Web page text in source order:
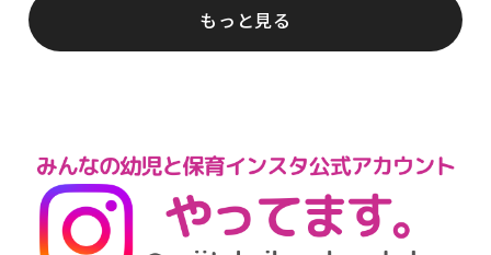
もっと見る